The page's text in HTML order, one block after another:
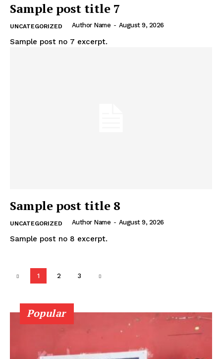
Sample post title 7
UNCATEGORIZED Author Name - August 9, 2026
Sample post no 7 excerpt.
Sample post title 8
UNCATEGORIZED Author Name - August 9, 2026
Sample post no 8 excerpt.
1 2 3
Popular